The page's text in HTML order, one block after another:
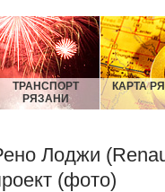
ТРАНСПОРТ
РЯЗАНИ
КАРТА
Лоджи
(фото)